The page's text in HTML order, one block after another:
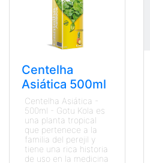
Centelha
Asiática 500ml
Centelha Asiática -
500ml - Gotu Kola es
una planta tropical
que pertenece a la
familia del perejil y
tiene una rica historia
de uso en la medicina